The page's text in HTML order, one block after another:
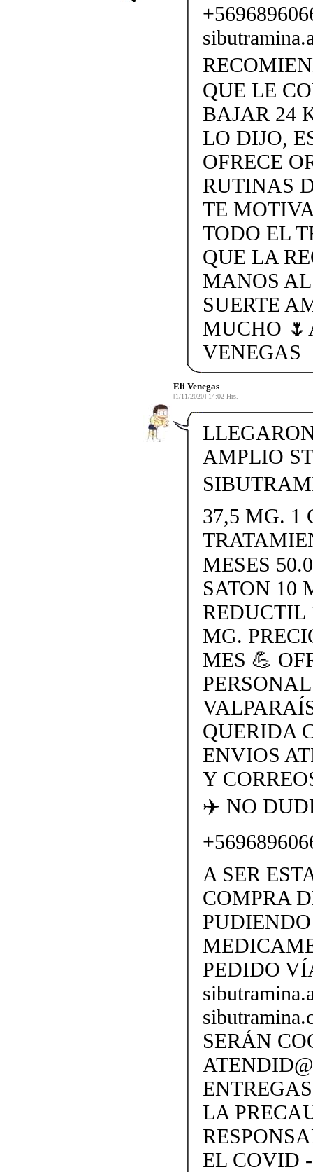
QUE LE
BAJAR 24
LO DIJO,
OFRECE
RUTINAS
TE
TODO EL
QUE LA
MANOS
SUERTE
MUCHO
VENEGAS
Eli Venegas
[1/11/2020] 14:02 Hrs.
AMPLIO
37,5 MG. 1
MESES
SATON 10
REDUCTIL
MG.
MES 💪
QUERIDA
ENVIOS
Y
✈️ NO
A SER
COMPRA
PEDIDO
SERÁN
LA
EL COVID